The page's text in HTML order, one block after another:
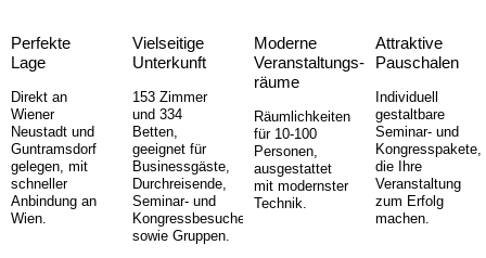
Perfekte
Lage
Direkt an
Wiener
Neustadt und
Guntramsdorf
gelegen, mit
schneller
Anbindung an
Wien.
Vielseitige
Unterkunft
153 Zimmer
und 334
Betten,
geeignet für
Businessgäste,
Durchreisende,
Seminar- und
Kongressbesucher
sowie Gruppen.
Moderne
Veranstaltungs­
räume
Räumlichkeiten
für 10-100
Personen,
ausgestattet
mit modernster
Technik.
Attraktive
Pauschalen
Individuell
gestaltbare
Seminar- und
Kongresspakete,
die Ihre
Veranstaltung
zum Erfolg
machen.